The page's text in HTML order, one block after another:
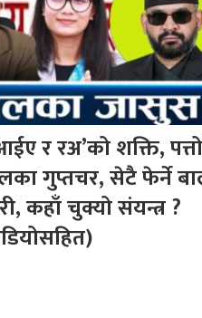
र रअ’को शक्ति,
गुप्तचर, सेटै फेर्ने
कहाँ चुक्यो संयन्त्र ?